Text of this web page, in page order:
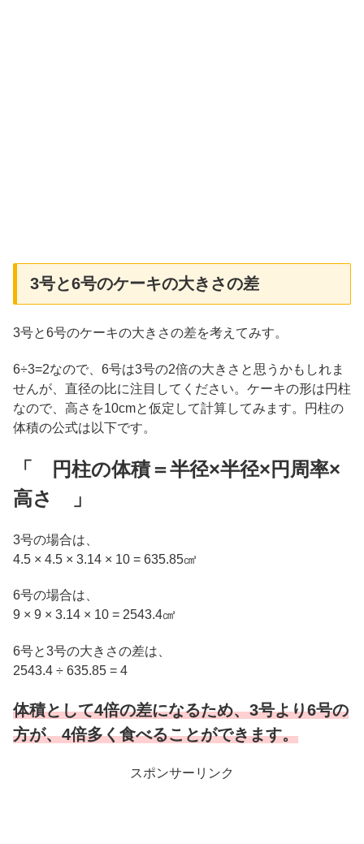
3号と6号のケーキの大きさの差
3号と6号のケーキの大きさの差を考えてみす。
6÷3=2なので、6号は3号の2倍の大きさと思うかもしれま
せんが、 直径の比に注目してください。 ケーキの形は円柱
なので、高さを10cmと仮定して計算してみます。
円柱の
体積の公式は以下です。
「 円柱の体積＝半径×半径×円周率×
高さ 」
3号の場合は、
4.5 × 4.5 × 3.14 × 10 = 635.85㎤
6号の場合は、
9 × 9 × 3.14 × 10 = 2543.4㎤
6号と3号の大きさの差は、
2543.4 ÷ 635.85 = 4
体積として4倍の差になるため、3号より6号の
方が、4倍多く食べることができます。
スポンサーリンク